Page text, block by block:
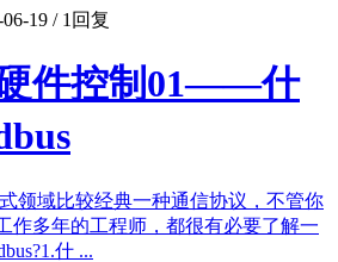
06-19 /1回复
件控制01——什
领域比较经典一种通信协议，不管你
作多年的工程师，都很有必要了解一
什 ...